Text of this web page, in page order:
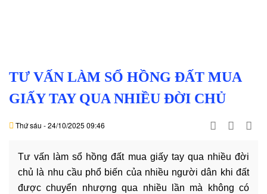
DỊCH
VỤ
VĂN
THỦ
TỤC
TƯ VẤN LÀM SỔ HỒNG ĐẤT MUA
GIẤY TAY QUA NHIỀU ĐỜI CHỦ
Thứ sáu - 24/10/2025 09:46
Tư vấn làm sổ hồng đất mua giấy tay qua nhiều đời
chủ là nhu cầu phổ biến của nhiều người dân khi đất
được chuyển nhượng qua nhiều lần mà không có